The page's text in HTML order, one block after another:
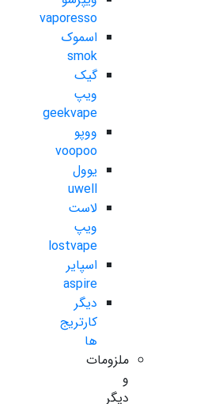
vaporesso
اسموک
smok
گیک
ویپ
geekvape
ووپو
voopoo
یوول
uwell
لاست
ویپ
lostvape
اسپایر
aspire
دیگر
کارتریج
ها
ملزومات
و
دیگر